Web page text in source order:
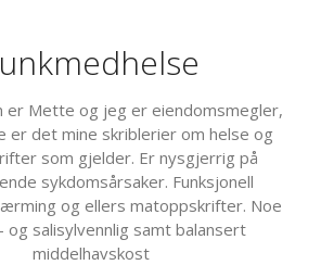
er Mette og jeg er eiendomsmegler,
er det mine skriblerier om helse og
som gjelder. Er nysgjerrig på
sykdomsårsaker. Funksjonell
og ellers matoppskrifter. Noe
og salisylvennlig samt balansert
middelhavskost